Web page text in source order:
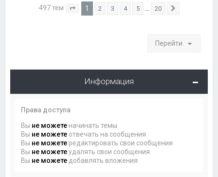
497 тем Страница из 20
1 2 3 4 5 20
Перейти
Информация
Права доступа
Вы не можете начинать темы
Вы не можете отвечать на сообщения
Вы не можете редактировать свои сообщения
Вы не можетеудалять свои сообщения
Вы не можете добавлять вложения